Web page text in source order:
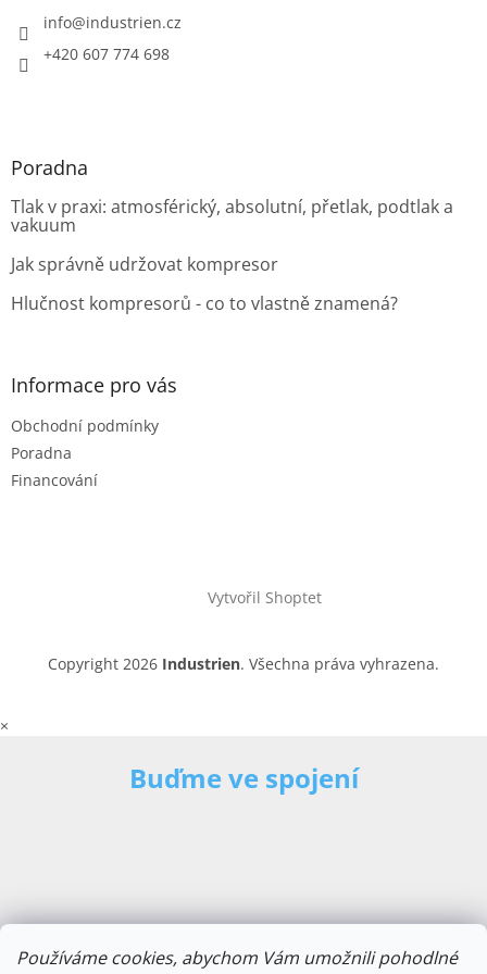
Používáme cookies, abychom Vám umožnili pohodlné
info@industrien.cz
+420 607 774 698
Poradna
Tlak v praxi: atmosférický, absolutní, přetlak, podtlak a
vakuum
Jak správně udržovat kompresor
Hlučnost kompresorů - co to vlastně znamená?
Informace pro vás
Obchodní podmínky
Poradna
Financování
Vytvořil Shoptet
Copyright 2026 Industrien. Všechna práva vyhrazena.
×
Buďme ve spojení